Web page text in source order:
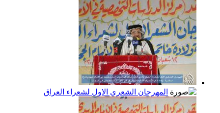
المهرجان الشعري الاول لشعراء العراق